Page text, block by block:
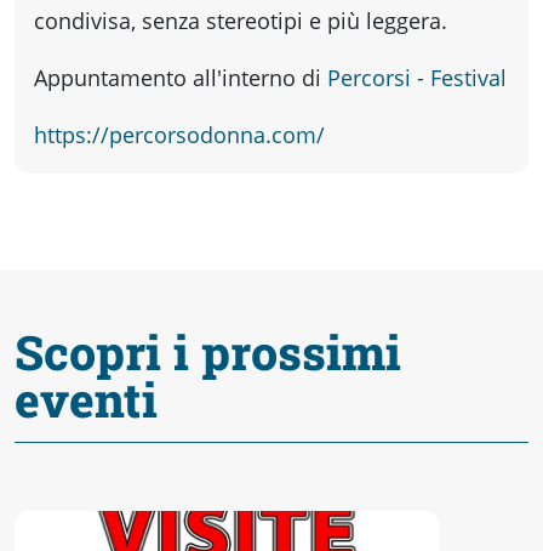
Percorsi
storici
Guide
Fano
Accessibili
condivisa, senza stereotipi e più leggera.
Appuntamento all'interno di Percorsi - Festival
https://percorsodonna.com/
Scopri i prossimi
eventi